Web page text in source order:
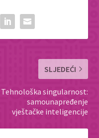
SLJEDEĆI
Tehnološka singularnost:
samounapređenje
vještačke inteligencije